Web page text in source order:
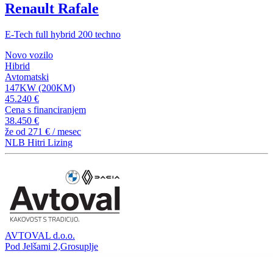
Renault Rafale
E-Tech full hybrid 200 techno
Novo vozilo
Hibrid
Avtomatski
147KW (200KM)
45.240 €
Cena s financiranjem
38.450 €
že od 271 € / mesec
NLB Hitri Lizing
AVTOVAL d.o.o.
Pod Jelšami 2,Grosuplje